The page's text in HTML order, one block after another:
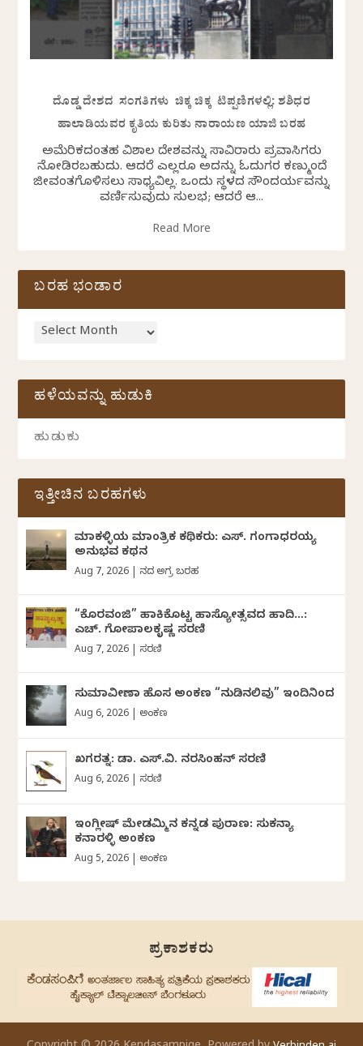
ದೊಡ್ಡ ದೇಶದ ಸಂಗತಿಗಳು ಚಿಕ್ಕ ಚಿಕ್ಕ ಟಿಪ್ಪಣಿಗಳಲ್ಲಿ: ಶಶಿಧರ
ಹಾಲಾಡಿಯವರ ಕೃತಿಯ ಕುರಿತು ನಾರಾಯಣ ಯಾಜಿ ಬರಹ
ಅಮೆರಿಕದಂತಹ ವಿಶಾಲ ದೇಶವನ್ನು ಸಾವಿರಾರು ಪ್ರವಾಸಿಗರು
ನೋಡಿರಬಹುದು. ಆದರೆ ಎಲ್ಲರೂ ಅದನ್ನು ಓದುಗರ ಕಣ್ಮುಂದೆ
ಜೀವಂತಗೊಳಿಸಲು ಸಾಧ್ಯವಿಲ್ಲ. ಒಂದು ಸ್ಥಳದ ಸೌಂದರ್ಯವನ್ನು
ವರ್ಣಿಸುವುದು ಸುಲಭ; ಆದರೆ ಆ...
Read More
ಬರಹ ಭಂಡಾರ
ಹಳೆಯವನ್ನು ಹುಡುಕಿ
ಇತ್ತೀಚಿನ ಬರಹಗಳು
ಮಾಕಳ್ಳಿಯ ಮಾಂತ್ರಿಕ ಕಥಿಕರು: ಎಸ್. ಗಂಗಾಧರಯ್ಯ
ಅನುಭವ ಕಥನ
Aug 7, 2026 ದಿನದ ಅಗ್ರ ಬರಹ
“ಕೊರವಂಜಿ” ಹಾಕಿಕೊಟ್ಟ ಹಾಸ್ಯೋತ್ಸವದ ಹಾದಿ…:
ಎಚ್. ಗೋಪಾಲಕೃಷ್ಣ ಸರಣಿ
Aug 7, 2026 ಸರಣಿ
ಸುಮಾವೀಣಾ ಹೊಸ ಅಂಕಣ “ನುಡಿನಲಿವು” ಇಂದಿನಿಂದ
Aug 6, 2026 ಅಂಕಣ
ಖಗರತ್ನ: ಡಾ. ಎಸ್.ವಿ. ನರಸಿಂಹನ್‌‌ ಸರಣಿ
Aug 6, 2026 ಸರಣಿ
ಇಂಗ್ಲೀಷ್ ಮೇಡಮ್ಮಿನ ಕನ್ನಡ ಪುರಾಣ: ಸುಕನ್ಯಾ
ಕನಾರಳ್ಳಿ ಅಂಕಣ
Aug 5, 2026 ಅಂಕಣ
ಪ್ರಕಾಶಕರು